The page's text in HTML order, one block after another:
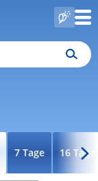
7 Tage 16 Tage